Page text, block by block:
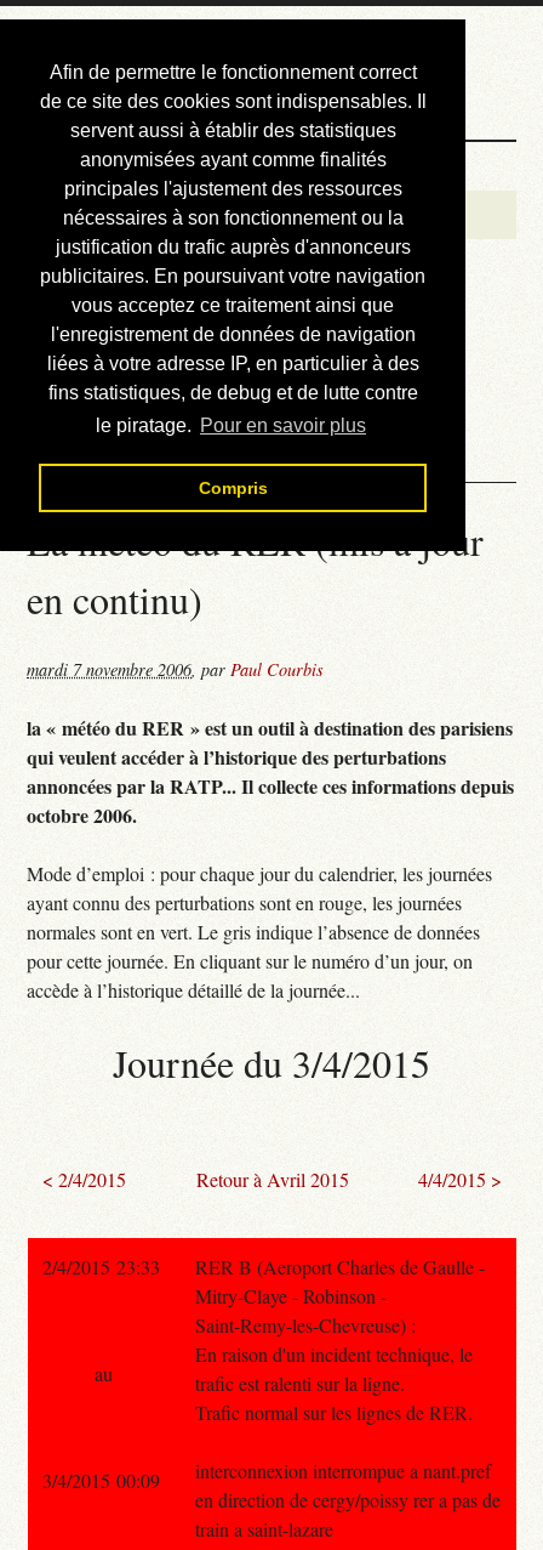
Afin de permettre le fonctionnement correct
de ce site des cookies sont indispensables. Il
servent aussi à établir des statistiques
anonymisées ayant comme finalités
principales l'ajustement des ressources
nécessaires à son fonctionnement ou la
justification du trafic auprès d'annonceurs
publicitaires. En poursuivant votre navigation
vous acceptez ce traitement ainsi que
l'enregistrement de données de navigation
liées à votre adresse IP, en particulier à des
fins statistiques, de debug et de lutte contre
le piratage. Pour en savoir plus
Compris
Courbis, « LE »
Blog Officiel
Bienvenue
Réalisations
Divers (et d’été)
Annonces
Liens externes
Téléchargement
Contact
La météo du RER (mis à jour
en continu)
mardi 7 novembre 2006,parPaul Courbis
la « météo du RER » est un outil à destination des parisiens
qui veulent accéder à l’historique des perturbations
annoncées par la RATP... Il collecte ces informations depuis
octobre 2006.
Mode d’emploi : pour chaque jour du calendrier, les journées
ayant connu des perturbations sont en rouge, les journées
normales sont en vert. Le gris indique l’absence de données
pour cette journée. En cliquant sur le numéro d’un jour, on
accède à l’historique détaillé de la journée...
Journée du 3/4/2015
< 2/4/2015 Retour à Avril 2015 4/4/2015 >
2/4/2015 23:33
RER B (Aeroport Charles de Gaulle -
Mitry-Claye - Robinson -
Saint-Remy-les-Chevreuse) :
En raison d'un incident technique, le
trafic est ralenti sur la ligne.
Trafic normal sur les lignes de RER.
interconnexion interrompue a nant.pref
en direction de cergy/poissy rer a pas de
train a saint-lazare
au
3/4/2015 00:09